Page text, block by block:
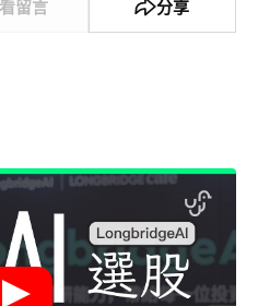
看留言 分享